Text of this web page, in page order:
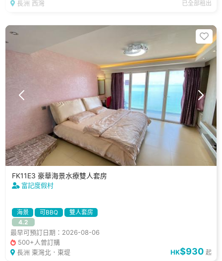
長洲 西灣
已全部租出
FK11E3 豪華海景水療雙人套房
富記度假村
海景 可BBQ
雙人套房
4.2
最早可預訂日期：2026-08-06
500+人曾訂購
長洲 東灣北．東堤
HK$930 起